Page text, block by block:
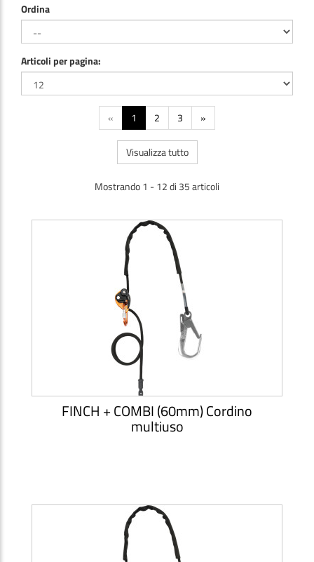
Ordina
Articoli per pagina:
« 1 2 3 »
Visualizza tutto
Mostrando 1 - 12 di 35 articoli
FINCH + COMBI (60mm) Cordino
multiuso